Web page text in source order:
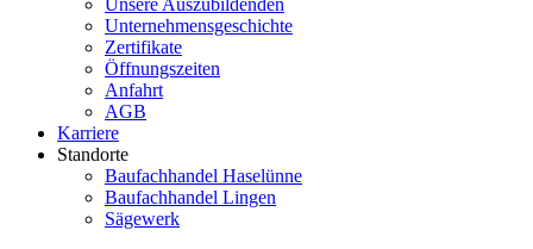
Unsere Auszubildenden
Unternehmensgeschichte
Zertifikate
Öffnungszeiten
Anfahrt
AGB
Karriere
Standorte
Baufachhandel Haselünne
Baufachhandel Lingen
Sägewerk